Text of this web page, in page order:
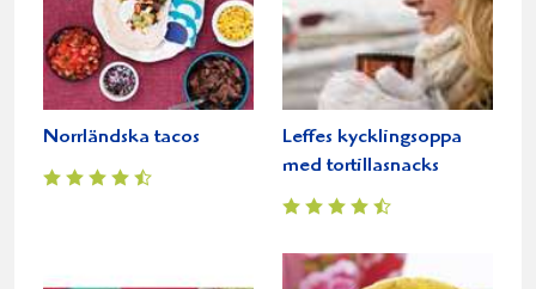
Norrländska tacos
Leffes kycklingsoppa
med tortillasnacks